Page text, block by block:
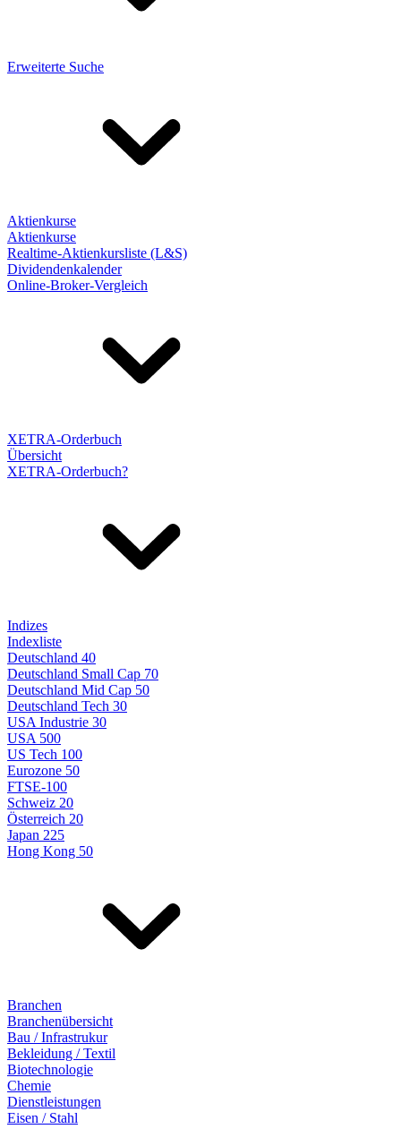
Erweiterte Suche
Aktienkurse
Aktienkurse
Realtime-Aktienkursliste (L&S)
Dividendenkalender
Online-Broker-Vergleich
XETRA-Orderbuch
Übersicht
XETRA-Orderbuch?
Indizes
Indexliste
Deutschland 40
Deutschland Small Cap 70
Deutschland Mid Cap 50
Deutschland Tech 30
USA Industrie 30
USA 500
US Tech 100
Eurozone 50
FTSE-100
Schweiz 20
Österreich 20
Japan 225
Hong Kong 50
Branchen
Branchenübersicht
Bau / Infrastrukur
Bekleidung / Textil
Biotechnologie
Chemie
Dienstleistungen
Eisen / Stahl